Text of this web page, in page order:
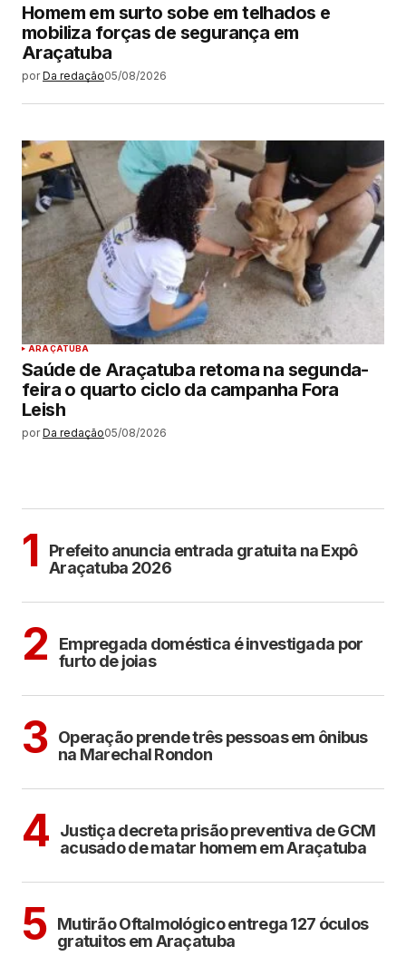
Homem em surto sobe em telhados e
mobiliza forças de segurança em
Araçatuba
por Da redação05/08/2026
ARAÇATUBA
Saúde de Araçatuba retoma na segunda-
feira o quarto ciclo da campanha Fora
Leish
por Da redação05/08/2026
1
Prefeito anuncia entrada gratuita na Expô
Araçatuba 2026
2
Empregada doméstica é investigada por
furto de joias
3 Operação prende três pessoas em ônibus
na Marechal Rondon
4
Justiça decreta prisão preventiva de GCM
acusado de matar homem em Araçatuba
5 Mutirão Oftalmológico entrega 127 óculos
gratuitos em Araçatuba